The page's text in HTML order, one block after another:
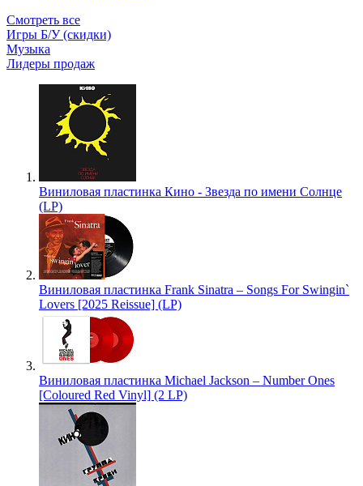
Смотреть все
Игры Б/У (скидки)
Музыка
Лидеры продаж
Виниловая пластинка Кино - Звезда по имени Солнце
(LP)
Виниловая пластинка Frank Sinatra – Songs For Swingin`
Lovers [2025 Reissue] (LP)
Виниловая пластинка Michael Jackson – Number Ones
[Coloured Red Vinyl] (2 LP)